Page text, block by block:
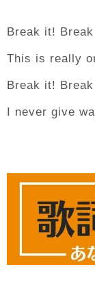
Break it!
This is really
Break it!
I never give